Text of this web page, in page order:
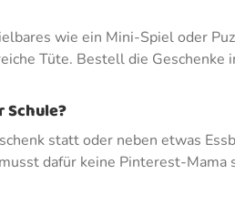
wie ein Mini-Spiel oder
Tüte. Bestell die
statt oder neben etwas
dafür keine Pinterest-Mama